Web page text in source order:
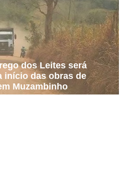
dos Leites será
início das obras de
Muzambinho